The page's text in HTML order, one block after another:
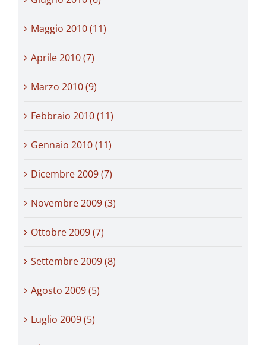
Maggio 2010 (11)
Aprile 2010 (7)
Marzo 2010 (9)
Febbraio 2010 (11)
Gennaio 2010 (11)
Dicembre 2009 (7)
Novembre 2009 (3)
Ottobre 2009 (7)
Settembre 2009 (8)
Agosto 2009 (5)
Luglio 2009 (5)